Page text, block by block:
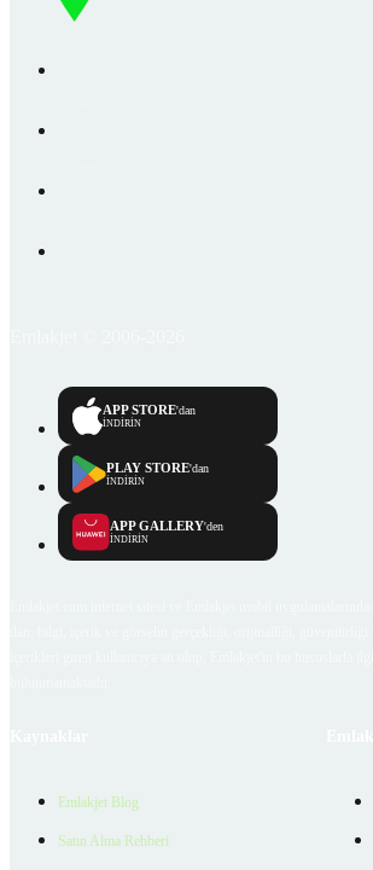
APP STORE'dan
İNDİRİN
PLAY STORE'dan
İNDİRİN
APP GALLERY'den
İNDİRİN
Emlakjet Blog
Satın Alma Rehberi